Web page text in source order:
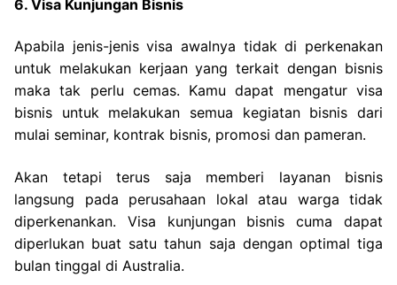
6. Visa Kunjungan Bisnis
Apabila jenis-jenis visa awalnya tidak di perkenakan
untuk melakukan kerjaan yang terkait dengan bisnis
maka tak perlu cemas. Kamu dapat mengatur visa
bisnis untuk melakukan semua kegiatan bisnis dari
mulai seminar, kontrak bisnis, promosi dan pameran.
Akan tetapi terus saja memberi layanan bisnis
langsung pada perusahaan lokal atau warga tidak
diperkenankan. Visa kunjungan bisnis cuma dapat
diperlukan buat satu tahun saja dengan optimal tiga
bulan tinggal di Australia.